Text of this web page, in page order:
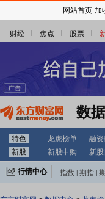
财经 焦点 股票
数
特色 龙虎榜单 融资
新股
新股申购 新
行情中心 指数 期指
网站首页 加